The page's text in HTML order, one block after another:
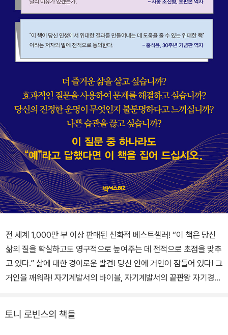
전 세계 1,000만 부 이상 판매된 신화적 베스트셀러! “이 책은 당신
삶의 질을 확실하고도 영구적으로 높여주는 데 전적으로 초점을 맞추
고 있다.” 삶에 대한 경이로운 발견! 당신 안에 거인이 잠들어 있다! 그
거인을 깨워라! 자기계발서의 바이블, 자기계발서의 끝판왕 자기경영
라! 성공을 향해 자신을 프로그램하라! 이 시대 최고의 카운슬러이자
토니 로빈스의 책들